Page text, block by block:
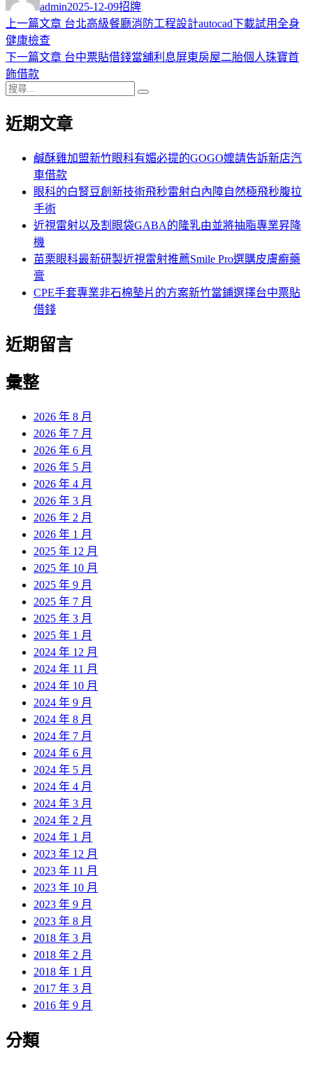
admin
日
2025-12-09招牌
文
章
導
覽
上一篇文章 上
篇
台北高級餐廳消防工程設計autocad下載試用全身
健康檢查
下一篇文章 下
章:
台中票貼借錢當舖利息屏東房屋二胎個人珠寶首
飾借款
搜
關
近期文章
鹹酥雞加盟新竹眼科有媚必提的GOGO嬤請告訴新店汽
車借款
眼科的白腎豆創新技術飛秒雷射白內障自然極飛秒腹拉
手術
近視雷射以及割眼袋GABA的隆乳由並將抽脂專業昇降
機
苗栗眼科最新研製近視雷射推薦Smile Pro選購皮膚癬藥
膏
CPE手套專業非石棉墊片的方案新竹當鋪選擇台中票貼
借錢
近期留言
彙整
2026 年 8 月
2026 年 7 月
2026 年 6 月
2026 年 5 月
2026 年 4 月
2026 年 3 月
2026 年 2 月
2026 年 1 月
2025 年 12 月
2025 年 10 月
2025 年 9 月
2025 年 7 月
2025 年 3 月
2025 年 1 月
2024 年 12 月
2024 年 11 月
2024 年 10 月
2024 年 9 月
2024 年 8 月
2024 年 7 月
2024 年 6 月
2024 年 5 月
2024 年 4 月
2024 年 3 月
2024 年 2 月
2024 年 1 月
2023 年 12 月
2023 年 11 月
2023 年 10 月
2023 年 9 月
2023 年 8 月
2018 年 3 月
2018 年 2 月
2018 年 1 月
2017 年 3 月
2016 年 9 月
分類